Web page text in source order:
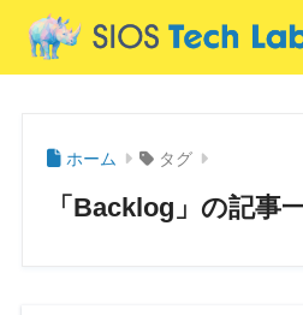
ホーム タグ
「Backlog」の記事